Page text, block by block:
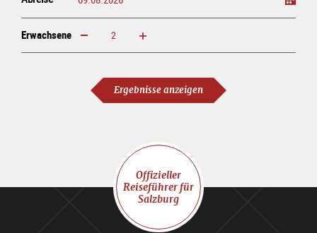
Erwachsene erhöhen verringern
Ergebnisse anzeigen
Offizieller
Reiseführer für
Salzburg